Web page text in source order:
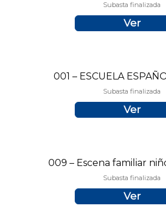
Subasta finalizada
Ver
001 – ESCUELA
Subasta finalizada
Ver
009 – Escena familiar
Subasta finalizada
Ver